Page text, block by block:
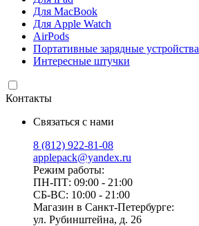
Для MacBook
Для Apple Watch
AirPods
Портативные зарядные устройства
Интересные штучки
Контакты
Связаться с нами
8 (812) 922-81-08
applepack@yandex.ru
Режим работы:
ПН-ПТ: 09:00 - 21:00
СБ-ВС: 10:00 - 21:00
Магазин в Санкт-Петербурге:
ул. Рубинштейна, д. 26